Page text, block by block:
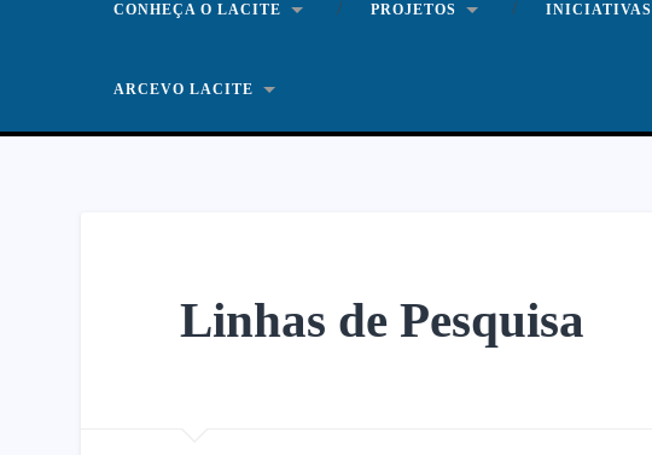
CONHEÇA O LACITE PROJETOS INICIATIVAS
ARCEVO LACITE
Linhas de Pesquisa